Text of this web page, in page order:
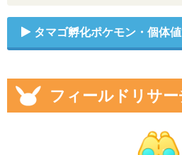
タマゴ孵化ポケモン・個体
フィールドリサー